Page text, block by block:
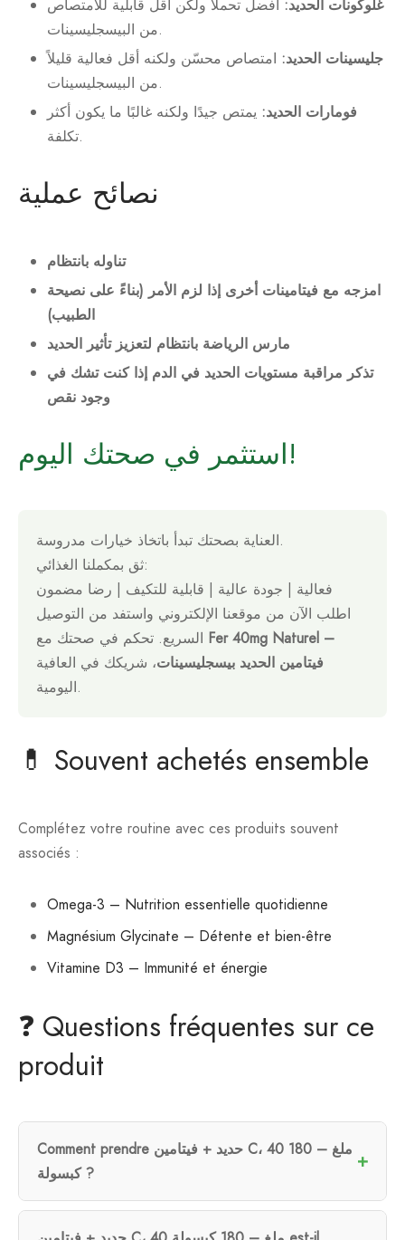
غلوكونات الحديد: أفضل تحملاً ولكن أقل قابلية للامتصاص
من البيسجليسينات.
جليسينات الحديد: امتصاص محسّن ولكنه أقل فعالية قليلاً
من البيسجليسينات.
فومارات الحديد: يمتص جيدًا ولكنه غالبًا ما يكون أكثر
تكلفة.
نصائح عملية
تناوله بانتظام
امزجه مع فيتامينات أخرى إذا لزم الأمر (بناءً على نصيحة
الطبيب)
مارس الرياضة بانتظام لتعزيز تأثير الحديد
تذكر مراقبة مستويات الحديد في الدم إذا كنت تشك في
وجود نقص
استثمر في صحتك اليوم!
العناية بصحتك تبدأ باتخاذ خيارات مدروسة.
ثق بمكملنا الغذائي:
فعالية | جودة عالية | قابلية للتكيف | رضا مضمون
اطلب الآن من موقعنا الإلكتروني واستفد من التوصيل
Fer 40mg Naturel –
فيتامين الحديد بيسجليسينات، شريكك في العافية
اليومية.
💊 Souvent achetés ensemble
Complétez votre routine avec ces produits souvent
associés :
Omega-3 – Nutrition essentielle quotidienne
Magnésium Glycinate – Détente et bien-être
Vitamine D3 – Immunité et énergie
❓ Questions fréquentes sur ce
produit
Comment prendre حديد + فيتامين C، 40 ملغ – 180
كبسولة ?